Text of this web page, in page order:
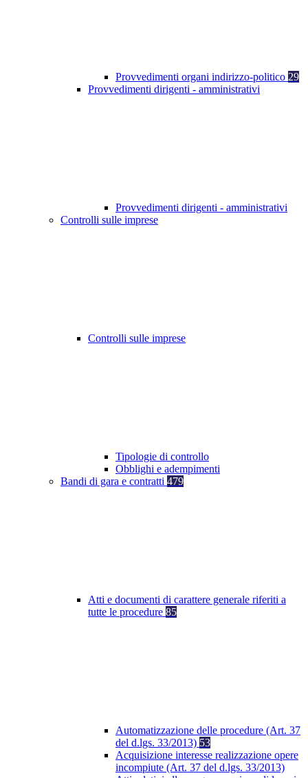
Provvedimenti organi indirizzo-politico 29
Provvedimenti dirigenti - amministrativi
Provvedimenti dirigenti - amministrativi
Controlli sulle imprese
Controlli sulle imprese
Tipologie di controllo
Obblighi e adempimenti
Bandi di gara e contratti 479
Atti e documenti di carattere generale riferiti a
tutte le procedure 85
Automatizzazione delle procedure (Art. 37
del d.lgs. 33/2013) 53
Acquisizione interesse realizzazione opere
incompiute (Art. 37 del d.lgs. 33/2013)